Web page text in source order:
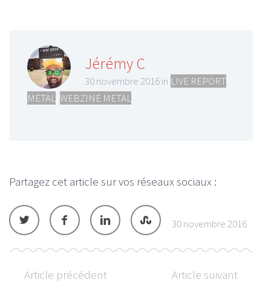
Jérémy C
30 novembre 2016 in LIVE REPORT
METAL WEBZINE METAL
Partagez cet article sur vos réseaux sociaux :
30 novembre 2016
Article précédent Article suivant